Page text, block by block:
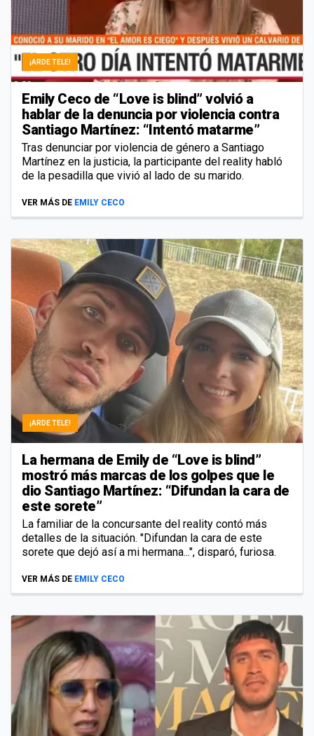
¡ARDE TELE!
Emily Ceco de “Love is blind” volvió a
hablar de la denuncia por violencia contra
Santiago Martínez: “Intentó matarme”
Tras denunciar por violencia de género a Santiago
Martínez en la justicia, la participante del reality habló
de la pesadilla que vivió al lado de su marido.
VER MÁS DE EMILY CECO
¡ARDE TELE!
La hermana de Emily de “Love is blind”
mostró más marcas de los golpes que le
dio Santiago Martínez: “Difundan la cara de
este sorete”
La familiar de la concursante del reality contó más
detalles de la situación. "Difundan la cara de este
sorete que dejó así a mi hermana...", disparó, furiosa.
VER MÁS DE EMILY CECO